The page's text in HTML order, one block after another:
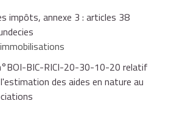
impôts, annexe 3 : articles 38
BIC-RICI-20-30-10-20 relatif
des aides en nature au